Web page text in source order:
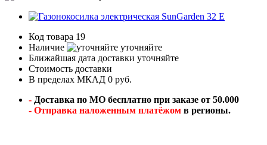
Код товара 19
Наличие
уточняйте
Ближайшая дата доставки уточняйте
Стоимость доставки
В пределах МКАД 0 руб.
- Доставка по МО бесплатно при заказе от 50.000
- Отправка наложенным платёжом в регионы.